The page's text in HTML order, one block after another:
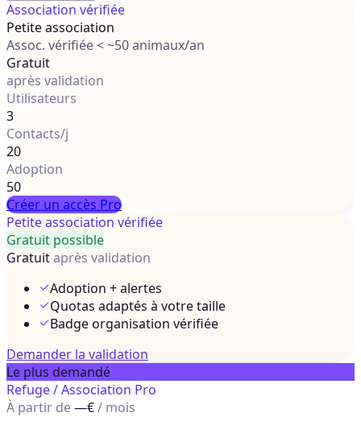
Association vérifiée
Petite association
Assoc. vérifiée < ~50 animaux/an
Gratuit
après validation
Utilisateurs
3
Contacts/j
20
Adoption
50
Créer un accès Pro
Petite association vérifiée
Gratuit possible
Gratuitaprès validation
Adoption + alertes
Quotas adaptés à votre taille
Badge organisation vérifiée
Demander la validation
Le plus demandé
Refuge / Association Pro
À partir de—€/ mois